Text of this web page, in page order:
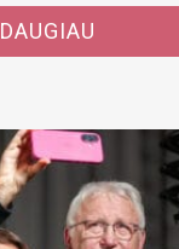
DAUGIAU